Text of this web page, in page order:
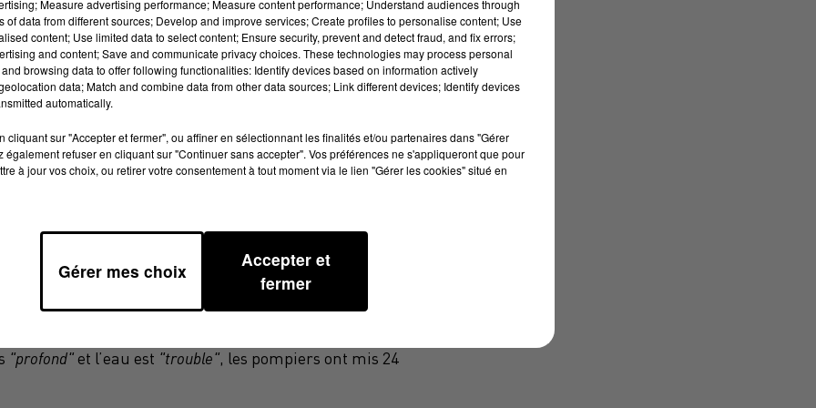
DOUTE. SES PROCHES ÉTAIENT PRÉSENTS
RETROUVÉ LE CADAVRE.
et disparu était activement recherché par les
par leurs collègues du SDIS 31 (Service
Un hélicoptère était notamment mobilisé pour
de 35 ans a été retrouvé ce mardi.
lundi que le drame s’est produit sur le lac articifiel
épouse s’est subitement senti mal, il a immédiatement
"profond" et l’eau est "trouble", les pompiers ont mis 24
Measure advertising performance; Measure content performance; Understand audiences through
of data from different sources; Develop and improve services; Create profiles to personalise content; Use
content; Use limited data to select content; Ensure security, prevent and detect fraud, and fix errors;
and content; Save and communicate privacy choices. These technologies may process personal
browsing data to offer following functionalities: Identify devices based on information actively
data; Match and combine data from other data sources; Link different devices; Identify devices
automatically.
cliquant sur "Accepter et fermer", ou affiner en sélectionnant les finalités et/ou partenaires dans "Gérer
également refuser en cliquant sur "Continuer sans accepter". Vos préférences ne s'appliqueront que pour
à jour vos choix, ou retirer votre consentement à tout moment via le lien "Gérer les cookies" situé en
Gérer mes choix
Accepter et
fermer